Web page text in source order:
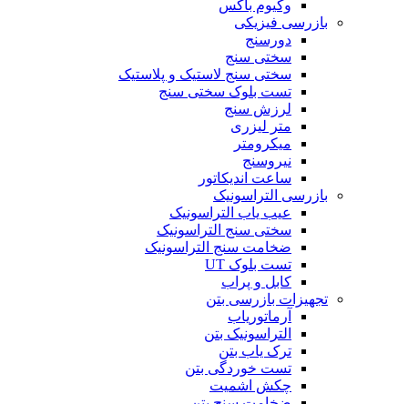
وکیوم باکس
بازرسی فیزیکی
دورسنج
سختی سنج
سختی سنج لاستیک و پلاستیک
تست بلوک سختی سنج
لرزش سنج
متر لیزری
میکرومتر
نیروسنج
ساعت اندیکاتور
بازرسی التراسونیک
عیب یاب التراسونیک
سختی سنج التراسونیک
ضخامت سنج التراسونیک
تست بلوک UT
کابل و پراب
تجهیزات بازرسی بتن
آرماتوریاب
التراسونیک بتن
ترک یاب بتن
تست خوردگی بتن
چکش اشمیت